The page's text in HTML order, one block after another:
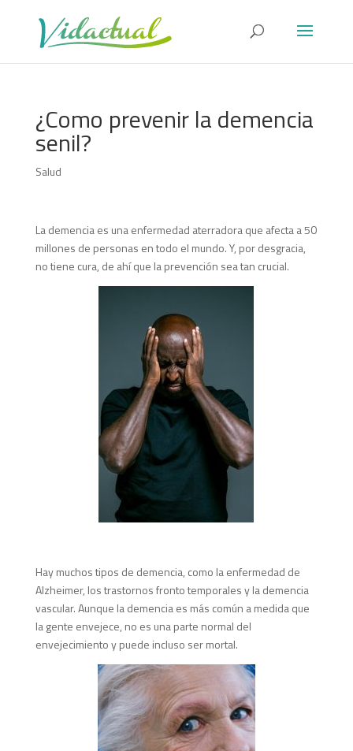
¿Como prevenir la demencia
senil?
Salud
La demencia es una enfermedad aterradora que afecta a 50
millones de personas en todo el mundo. Y, por desgracia,
no tiene cura, de ahí que la prevención sea tan crucial.
Hay muchos tipos de demencia, como la enfermedad de
Alzheimer, los trastornos fronto temporales y la demencia
vascular. Aunque la demencia es más común a medida que
la gente envejece, no es una parte normal del
envejecimiento y puede incluso ser mortal.